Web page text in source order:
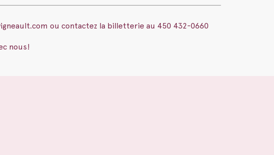
ou contactez la billetterie au 450 432-0660
nous!